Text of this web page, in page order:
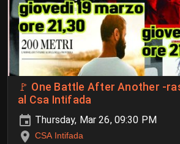
🚩 One Battle After Another -
al Csa Intifada
Thursday, Mar 26, 09:30 PM
CSA Intifada